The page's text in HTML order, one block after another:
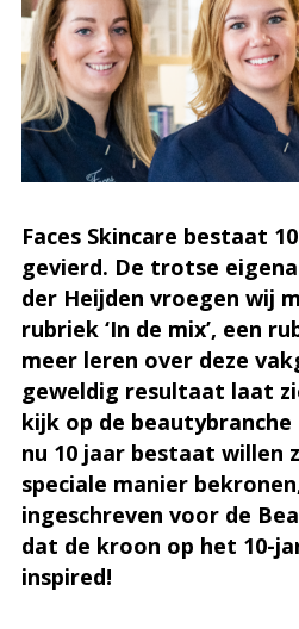
Faces Skincare bestaat
gevierd. De trotse
der Heijden vroegen wij
rubriek ‘In de mix’, een
meer leren over deze
geweldig resultaat laat
kijk op de
nu 10 jaar bestaat willen
speciale manier
ingeschreven voor de
dat de kroon op het 10-
inspired!